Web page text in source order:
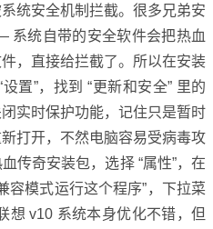
统安全机制拦截。很多兄弟安
统自带的安全软件会把热血
，直接给拦截了。所以在安装
置”，找到 “更新和安全” 里的
实时保护功能，记住只是暂时
打开，不然电脑容易受病毒攻
传奇安装包，选择 “属性”，在
容模式运行这个程序”，下拉菜
想 v10 系统本身优化不错，但